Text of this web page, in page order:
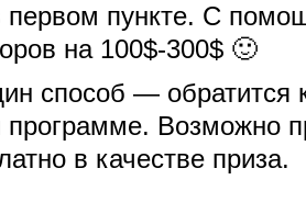
первом пункте. С
на 100$-300$ 🙂
способ — обратится
программе. Возможно
в качестве приза.